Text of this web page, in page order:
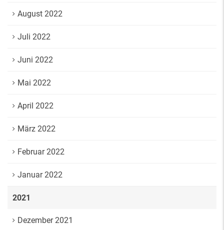
August 2022
Juli 2022
Juni 2022
Mai 2022
April 2022
März 2022
Februar 2022
Januar 2022
2021
Dezember 2021